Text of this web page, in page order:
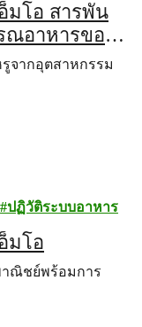
มโอ สารพัน
ณอาหารของ
จากอุตสาหกรรม
ปฏิวัติระบบอาหาร
มโอ
าณิชย์พร้อมการ